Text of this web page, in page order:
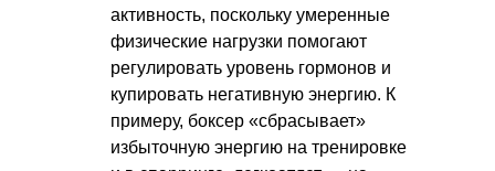
активность, поскольку умеренные
физические нагрузки помогают
регулировать уровень гормонов и
купировать негативную энергию. К
примеру, боксер «сбрасывает»
избыточную энергию на тренировке